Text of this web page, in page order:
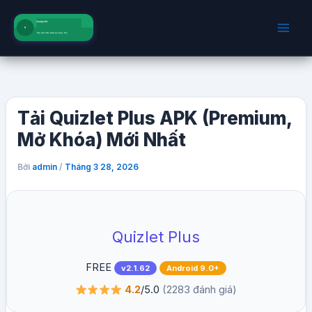
dung
Tải Quizlet Plus APK (Premium,
Mở Khóa) Mới Nhất
Bởi admin / Tháng 3 28, 2026
Quizlet Plus
FREE v2.1.62 Android 9.0+
4.2/5.0 (2283 đánh giá)